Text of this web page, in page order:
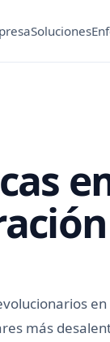
Soluciones
más